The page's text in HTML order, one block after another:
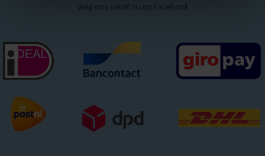
Volg ons vanaf nu op Facebook